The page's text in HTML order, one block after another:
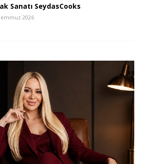
Sanatı SeydasCooks
2026